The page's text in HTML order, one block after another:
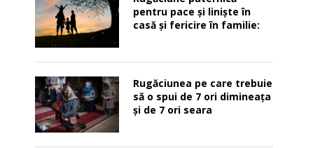
pentru pace şi linişte în
casă şi fericire în familie:
Rugăciunea pe care trebuie
să o spui de 7 ori dimineața
și de 7 ori seara